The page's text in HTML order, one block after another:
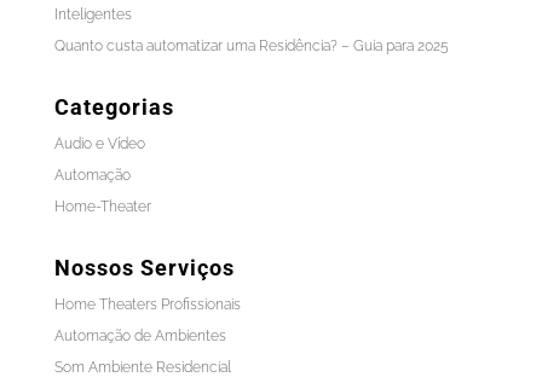
Inteligentes
Quanto custa automatizar uma Residência? – Guia para 2025
Categorias
Audio e Vídeo
Automação
Home-Theater
Nossos Serviços
Home Theaters Profissionais
Automação de Ambientes
Som Ambiente Residencial